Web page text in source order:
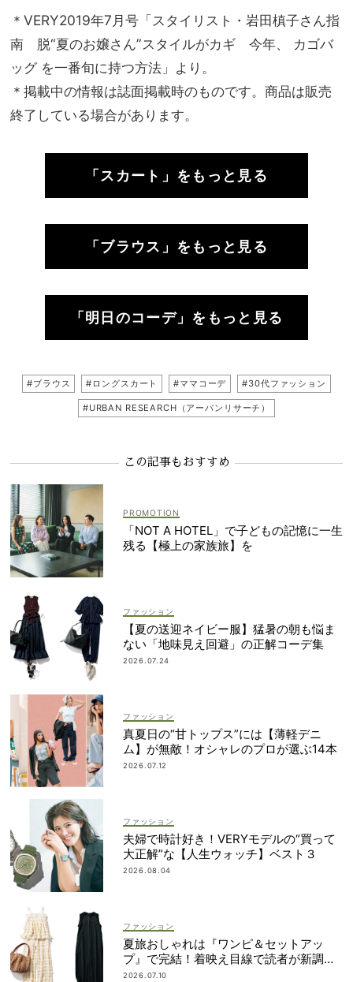
＊VERY2019年7月号「スタイリスト・岩田槙子さん指
南 脱“夏のお嬢さん”スタイルがカギ 今年、 カゴバ
ッグ を一番旬に持つ方法」より。
＊掲載中の情報は誌面掲載時のものです。商品は販売
終了している場合があります。
「スカート」をもっと見る
「ブラウス」をもっと見る
「明日のコーデ」をもっと見る
#ブラウス #ロングスカート #ママコーデ #30代ファッション
#URBAN RESEARCH（アーバンリサーチ）
この記事もおすすめ
「NOT A HOTEL」で子どもの記憶に一生
残る【極上の家族旅】を
ファッション
【夏の送迎ネイビー服】猛暑の朝も悩ま
ない「地味見え回避」の正解コーデ集
2026.07.24
ファッション
真夏日の“甘トップス”には【薄軽デニ
ム】が無敵！オシャレのプロが選ぶ14本
2026.07.12
ファッション
夫婦で時計好き！VERYモデルの“買って
大正解”な【人生ウォッチ】ベスト３
2026.08.04
ファッション
夏旅おしゃれは『ワンピ＆セットアッ
プ』で完結！着映え目線で読者が新調し
たのは？
2026.07.10